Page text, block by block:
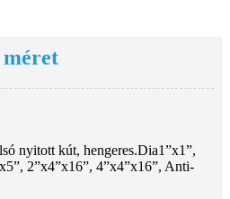
nyitott kút, hengeres.Dia1”x1”,
2”x4”x16”, 4”x4”x16”, Anti-